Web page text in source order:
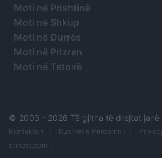
Moti në Prishtinë
Moti në Shkup
Moti në Durrës
Moti në Prizren
Moti në Tetovë
© 2003 - 2026 Të gjitha të drejtat
Kontaktoni Kushtet e Përdorimit
orihost.com